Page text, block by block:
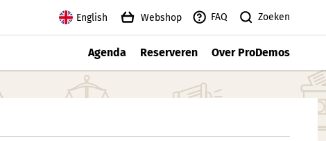
English Webshop FAQ Zoeken
Agenda Reserveren Over ProDemos